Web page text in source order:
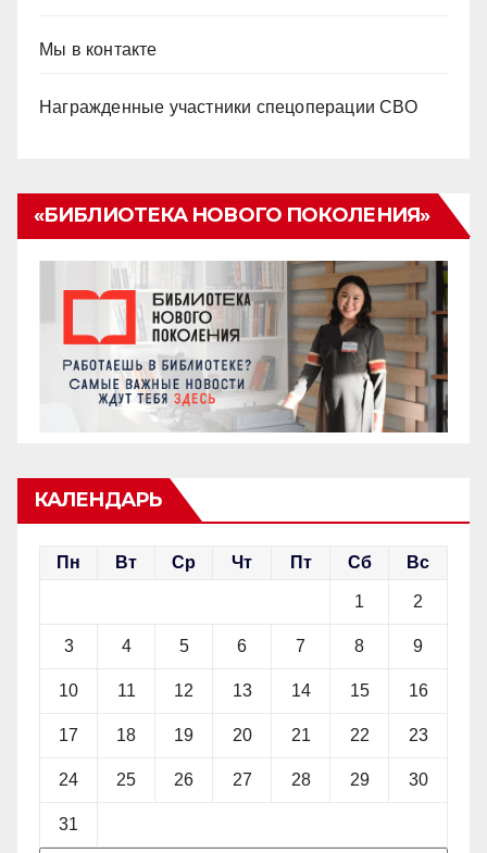
Мы в контакте
Награжденные участники спецоперации СВО
«БИБЛИОТЕКА НОВОГО ПОКОЛЕНИЯ»
КАЛЕНДАРЬ
Пн Вт Ср Чт Пт Сб Вс
1 2
3 4 5 6 7 8 9
10 11 12 13 14 15 16
17 18 19 20 21 22 23
24 25 26 27 28 29 30
31